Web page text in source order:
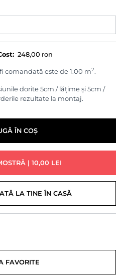
248,00 ron
comandată este de 1.00 m2.
dorite 5cm / lățime și 5cm /
rezultate la montaj.
ÎN COȘ
| 10,00 LEI
LA TINE ÎN CASĂ
FAVORITE